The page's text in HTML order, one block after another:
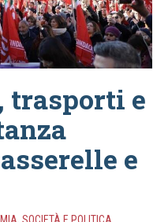
trasporti e
e
, SOCIETÀ E POLITICA